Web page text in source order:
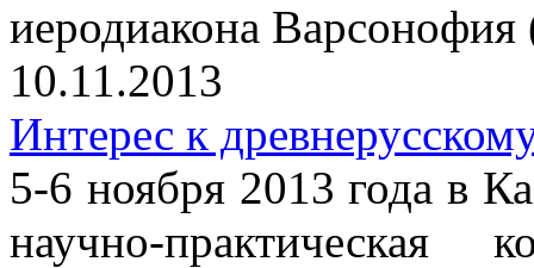
иеродиакона
10.11.2013
Интерес к
5-6 ноября 2013 года в
научно-практическая